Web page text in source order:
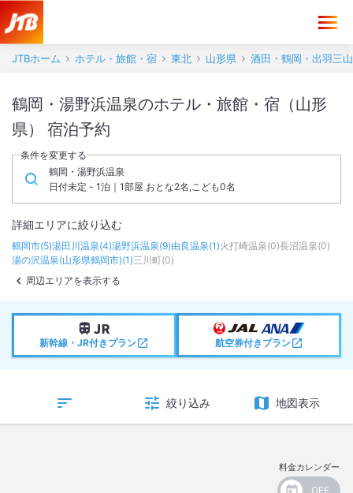
JTBホーム ホテル・旅館・宿 東北 山形県 酒田・鶴岡・出羽三山
鶴岡・湯野浜温泉のホテル・旅館・宿（山形
県） 宿泊予約
条件を変更する
鶴岡・湯野浜温泉
日付未定 - 1泊｜1部屋 おとな2名,こども0名
詳細エリアに絞り込む
鶴岡市(5)湯田川温泉(4)湯野浜温泉(9)由良温泉(1)火打崎温泉(0)長沼温泉(0)
湯の沢温泉(山形県鶴岡市)(1)三川町(0)
周辺エリアを表示する
新幹線・JR付きプラン 航空券付きプラン
絞り込み 地図表示
料金カレンダー